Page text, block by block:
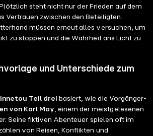
steht nicht nur der Frieden auf dem
Vertrauen zwischen den Beteiligten.
müssen erneut alles versuchen, um
zu stoppen und die Wahrheit ans Licht zu
und Unterschiede zum
Teil drei basiert, wie die Vorgänger-
von Karl May, einem der meistgelesenen
Seine fiktiven Abenteuer spielen oft im
von Reisen, Konflikten und